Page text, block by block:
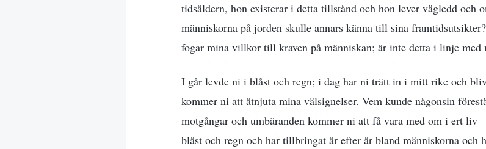
tidsåldern, hon existerar i detta tillstånd och hon lever vägledd och
människorna på jorden skulle annars känna till sina
fogar mina villkor till kraven på människan; är inte detta i linje med
I går levde ni i blåst och regn; i dag har ni trätt in i mitt rike och
kommer ni att åtnjuta mina välsignelser. Vem kunde någonsin
motgångar och umbäranden kommer ni att få vara med om i ert liv
blåst och regn och har tillbringat år efter år bland människorna